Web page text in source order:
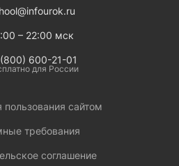
– 22:00 мск
600-21-01
для России
пользования сайтом
требования
соглашение